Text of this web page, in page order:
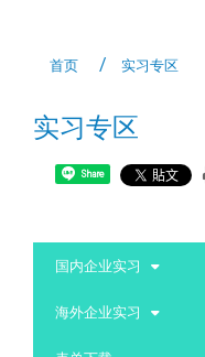
首页 实习专区
实习专区
Share
国内企业实习
海外企业实习